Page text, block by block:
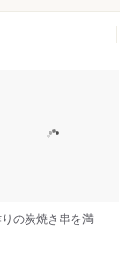
の炭焼き串を満